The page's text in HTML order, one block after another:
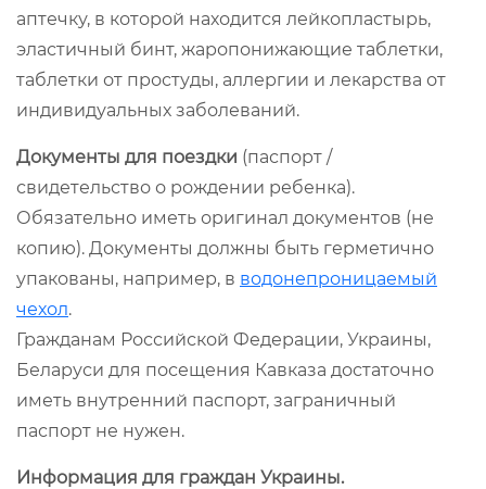
аптечку, в которой находится лейкопластырь,
эластичный бинт, жаропонижающие таблетки,
таблетки от простуды, аллергии и лекарства от
индивидуальных заболеваний.
Документы для поездки (паспорт /
свидетельство о рождении ребенка).
Обязательно иметь оригинал документов (не
копию). Документы должны быть герметично
упакованы, например, в водонепроницаемый
чехол.
Гражданам Российской Федерации, Украины,
Беларуси для посещения Кавказа достаточно
иметь внутренний паспорт, заграничный
паспорт не нужен.
Информация для граждан Украины.